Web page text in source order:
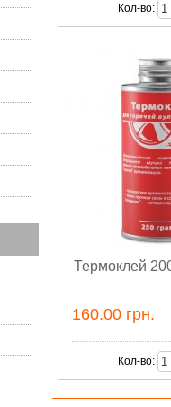
Кол-во:
Термоклей
160.00 грн.
Кол-во: